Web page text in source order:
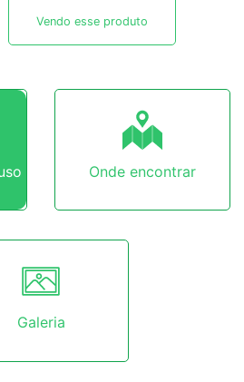
Vendo esse produto
Onde encontrar
Galeria